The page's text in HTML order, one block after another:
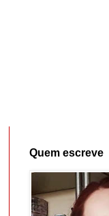
Quem escreve